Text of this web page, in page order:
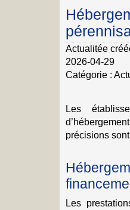
Actualitée
2026-04-29
Catégorie :
Les
précisions
Les